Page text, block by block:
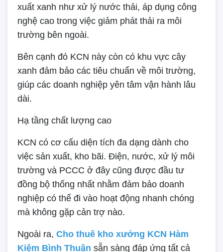
xuất xanh như xử lý nước thải, áp dụng công
nghệ cao trong việc giảm phát thải ra môi
trường bên ngoài.
Bên cạnh đó KCN này còn có khu vực cây
xanh đảm bảo các tiêu chuẩn về môi trường,
giúp các doanh nghiệp yên tâm vận hành lâu
dài.
Hạ tầng chất lượng cao
KCN có cơ cấu diện tích đa dạng dành cho
việc sản xuất, kho bãi. Điện, nước, xử lý môi
trường và PCCC ở đây cũng được đầu tư
đồng bộ thống nhất nhằm đảm bảo doanh
nghiệp có thể đi vào hoạt động nhanh chóng
mà không gặp cản trợ nào.
Ngoài ra, Cho thuê kho xưởng KCN Hàm
Kiệm Bình Thuận sẵn sàng đáp ứng tất cả